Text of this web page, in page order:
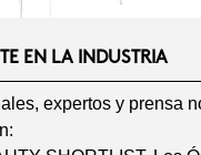
EN LA INDUSTRIA
expertos y prensa